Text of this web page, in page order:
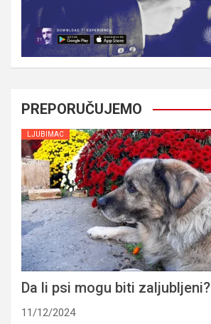
PREPORUČUJEMO
LJUBIMAC
Da li psi mogu biti zaljubljeni?
11/12/2024